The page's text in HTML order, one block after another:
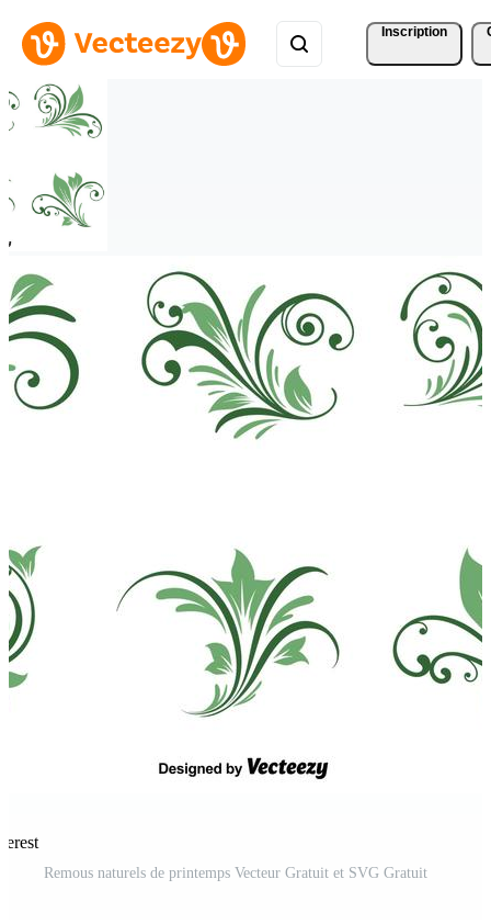
Inscription
Remous naturels de printemps Vecteur Gratuit et SVG Gratuit